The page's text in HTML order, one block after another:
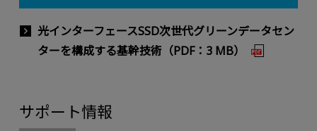
光インターフェースSSD次世代グリーンデータセン
ターを構成する基幹技術（PDF：3 MB）
サポート情報